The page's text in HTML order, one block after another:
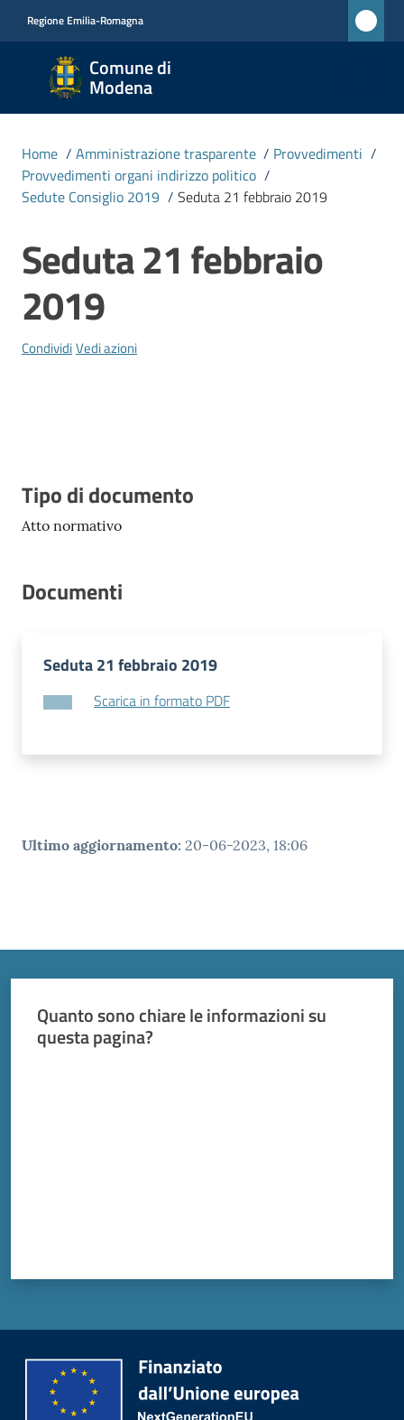
Regione Emilia-Romagna
Comune di
Modena
Comune
di
Modena
CIVICA
MONET
Amministrazione
Menu selezionato
Novità
Servizi
Home / Amministrazione trasparente / Provvedimenti /
Provvedimenti organi indirizzo politico /
Sedute Consiglio 2019 / Seduta 21 febbraio 2019
Salta al contenuto
Seduta 21 febbraio
2019
CondividiVedi azioni
Descrizione
Tipo di documento
Atto normativo
Documenti
Seduta 21 febbraio 2019
Scarica in formato PDF
Ultimo aggiornamento: 20-06-2023, 18:06
Quanto sono chiare le informazioni su
questa pagina?